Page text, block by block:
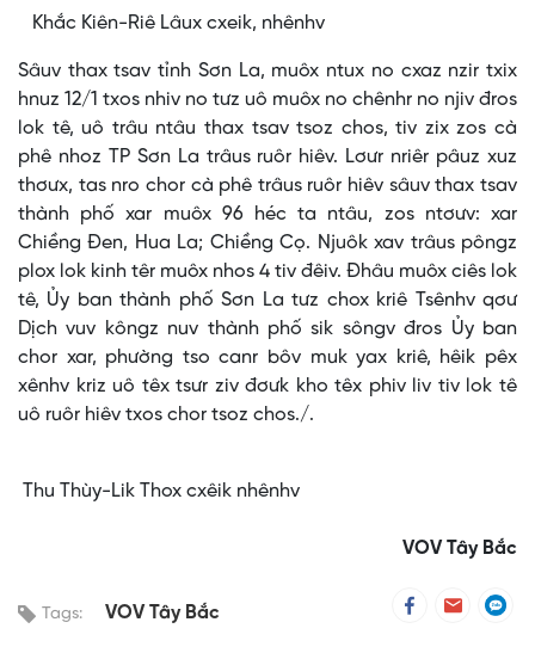
Khắc Kiên-Riê Lâux cxeik, nhênhv
Sâuv thax tsav tỉnh Sơn La, muôx ntux no cxaz nzir txix
hnuz 12/1 txos nhiv no tưz uô muôx no chênhr no njiv đros
lok tê, uô trâu ntâu thax tsav tsoz chos, tiv zix zos cà
phê nhoz TP Sơn La trâus ruôr hiêv. Lơưr nriêr pâuz xuz
thơưx, tas nro chor cà phê trâus ruôr hiêv sâuv thax tsav
thành phố xar muôx 96 héc ta ntâu, zos ntơưv: xar
Chiềng Đen, Hua La; Chiềng Cọ. Njuôk xav trâus pôngz
plox lok kinh têr muôx nhos 4 tiv đêiv. Đhâu muôx ciês lok
tê, Ủy ban thành phố Sơn La tưz chox kriê Tsênhv qơư
Dịch vuv kôngz nuv thành phố sik sôngv đros Ủy ban
chor xar, phường tso canr bôv muk yax kriê, hêik pêx
xênhv kriz uô têx tsưr ziv đơưk kho têx phiv liv tiv lok tê
uô ruôr hiêv txos chor tsoz chos./.
Thu Thùy-Lik Thox cxêik nhênhv
VOV Tây Bắc
Tags: VOV Tây Bắc